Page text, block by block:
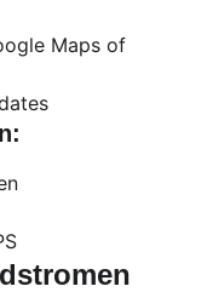
Maps of